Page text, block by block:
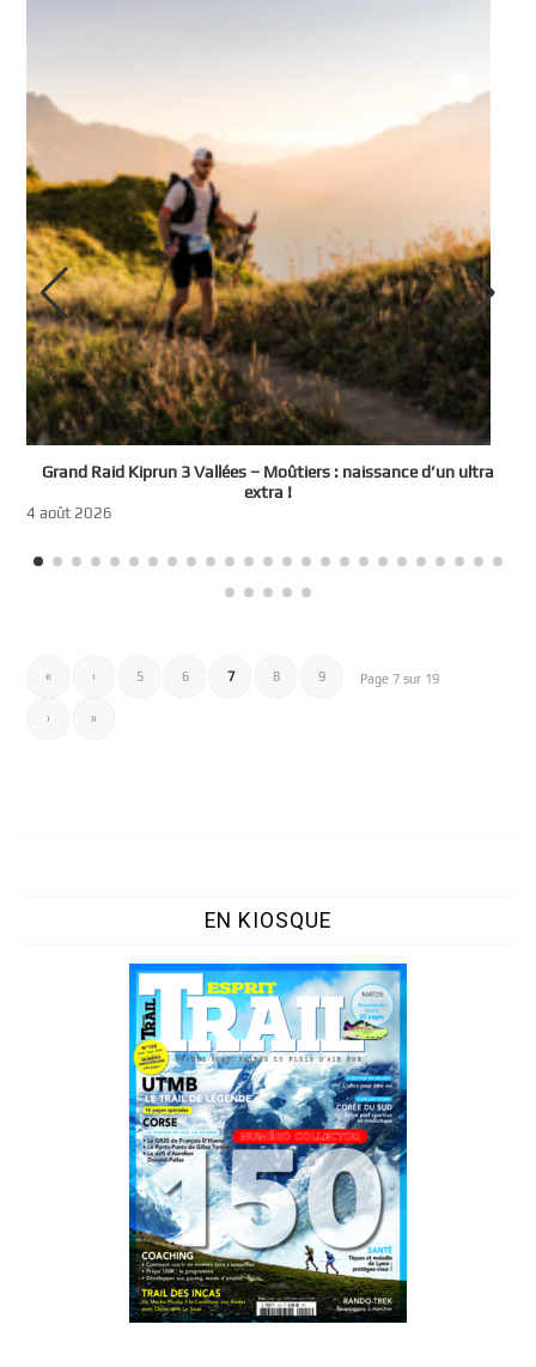
Grand Raid Kiprun 3 Vallées – Moûtiers : naissance d’un ultra
extra !
4 août 2026
Page 7 sur 19
« ‹ 5 6 7 8 9
› »
EN KIOSQUE